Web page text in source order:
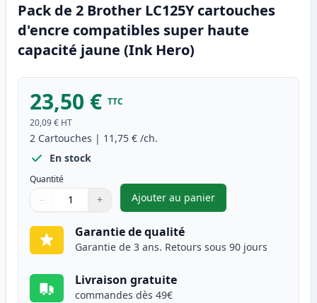
Pack de 2 Brother LC125Y cartouches
d'encre compatibles super haute
capacité jaune (Ink Hero)
23,50 € TTC
20,09 € HT
2 Cartouches | 11,75 € /ch.
En stock
Quantité
Quantité
Utilisez les boutons pour ajuster
− +
Quantité
Ajouter au panier
,Pack de 2 Brother LC125Y
Garantie de qualité
Garantie de 3 ans. Retours sous 90 jours
Livraison gratuite
commandes dès 49€